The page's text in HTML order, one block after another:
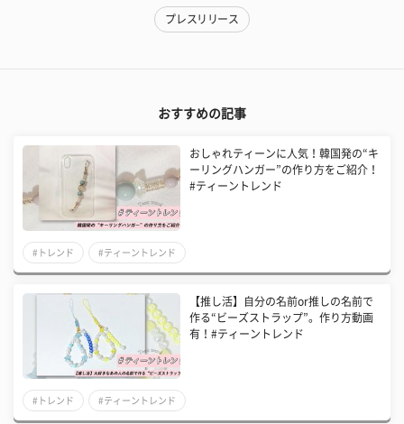
プレスリリース
おすすめの記事
おしゃれティーンに人気！韓国発の“キ
ーリングハンガー”の作り方をご紹介！
#ティーントレンド
#トレンド #ティーントレンド
【推し活】自分の名前or推しの名前で
作る“ビーズストラップ”。作り方動画
有！#ティーントレンド
#トレンド #ティーントレンド